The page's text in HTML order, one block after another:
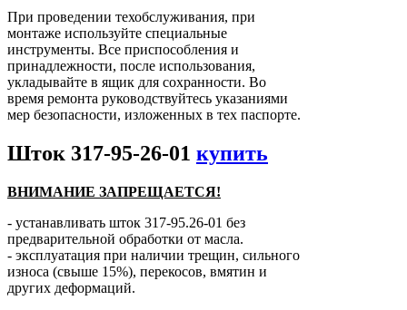
При проведении техобслуживания, при
монтаже используйте специальные
инструменты. Все приспособления и
принадлежности, после использования,
укладывайте в ящик для сохранности. Во
время ремонта руководствуйтесь указаниями
мер безопасности, изложенных в тех паспорте.
Шток 317-95-26-01 купить
ВНИМАНИЕ ЗАПРЕЩАЕТСЯ!
- устанавливать шток 317-95.26-01 без
предварительной обработки от масла.
- эксплуатация при наличии трещин, сильного
износа (свыше 15%), перекосов, вмятин и
других деформаций.